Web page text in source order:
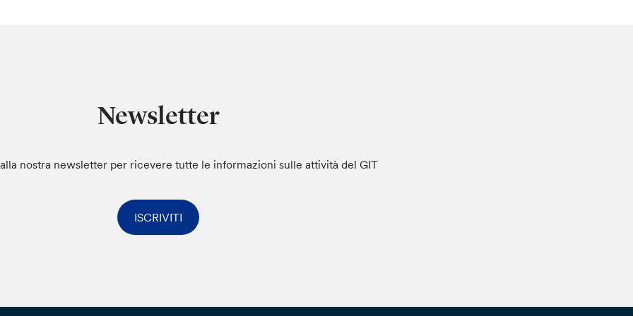
Newsletter
nostra newsletter per ricevere tutte le informazioni sulle attività del GIT
ISCRIVITI